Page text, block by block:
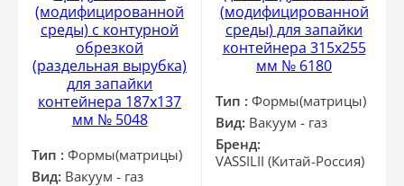
(модифицированной
среды) с контурной
обрезкой
(раздельная вырубка)
для запайки
контейнера 187х137
мм № 5048
Тип : Формы(матрицы)
Вид: Вакуум - газ
(модифицированной
среды) для запайки
контейнера 315х255
мм № 6180
Тип : Формы(матрицы)
Вид: Вакуум - газ
Бренд:
VASSILII (Китай-Россия)